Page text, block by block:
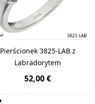
Pierścionek 3825-LAB z
Labradorytem
52,00 €